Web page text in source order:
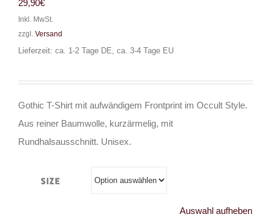
29,90€
Inkl. MwSt.
zzgl. Versand
Lieferzeit: ca. 1-2 Tage DE, ca. 3-4 Tage EU
Gothic T-Shirt mit aufwändigem Frontprint im Occult Style.
Aus reiner Baumwolle, kurzärmelig, mit
Rundhalsausschnitt. Unisex.
Size
Auswahl aufheben